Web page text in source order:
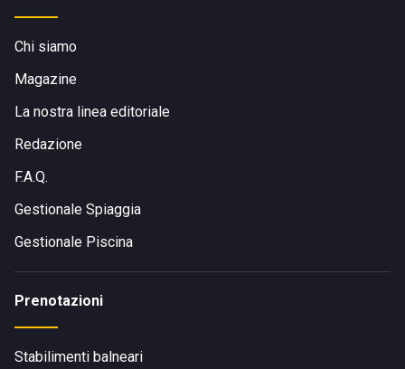
Chi siamo
Magazine
La nostra linea editoriale
Redazione
F.A.Q.
Gestionale Spiaggia
Gestionale Piscina
Prenotazioni
Stabilimenti balneari